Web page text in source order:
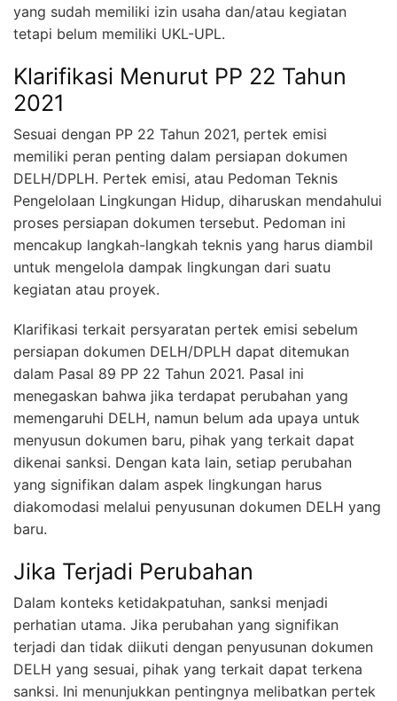
yang sudah memiliki izin usaha dan/atau kegiatan
tetapi belum memiliki UKL-UPL.
Klarifikasi Menurut PP 22 Tahun
2021
Sesuai dengan PP 22 Tahun 2021, pertek emisi
memiliki peran penting dalam persiapan dokumen
DELH/DPLH. Pertek emisi, atau Pedoman Teknis
Pengelolaan Lingkungan Hidup, diharuskan mendahului
proses persiapan dokumen tersebut. Pedoman ini
mencakup langkah-langkah teknis yang harus diambil
untuk mengelola dampak lingkungan dari suatu
kegiatan atau proyek.
Klarifikasi terkait persyaratan pertek emisi sebelum
persiapan dokumen DELH/DPLH dapat ditemukan
dalam Pasal 89 PP 22 Tahun 2021. Pasal ini
menegaskan bahwa jika terdapat perubahan yang
memengaruhi DELH, namun belum ada upaya untuk
menyusun dokumen baru, pihak yang terkait dapat
dikenai sanksi. Dengan kata lain, setiap perubahan
yang signifikan dalam aspek lingkungan harus
diakomodasi melalui penyusunan dokumen DELH yang
baru.
Jika Terjadi Perubahan
Dalam konteks ketidakpatuhan, sanksi menjadi
perhatian utama. Jika perubahan yang signifikan
terjadi dan tidak diikuti dengan penyusunan dokumen
DELH yang sesuai, pihak yang terkait dapat terkena
sanksi. Ini menunjukkan pentingnya melibatkan pertek